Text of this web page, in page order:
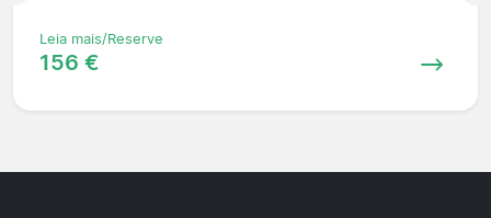
Leia mais/Reserve
156 €